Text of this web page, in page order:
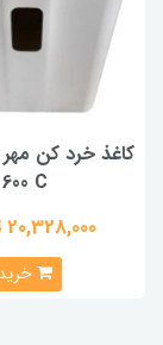
600 C
20,328,000 تومان
خرید